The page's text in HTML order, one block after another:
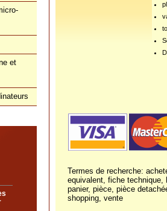
et
Termes de recherche:
equivalent, fiche technique,
panier, pièce, pièce
shopping, vente